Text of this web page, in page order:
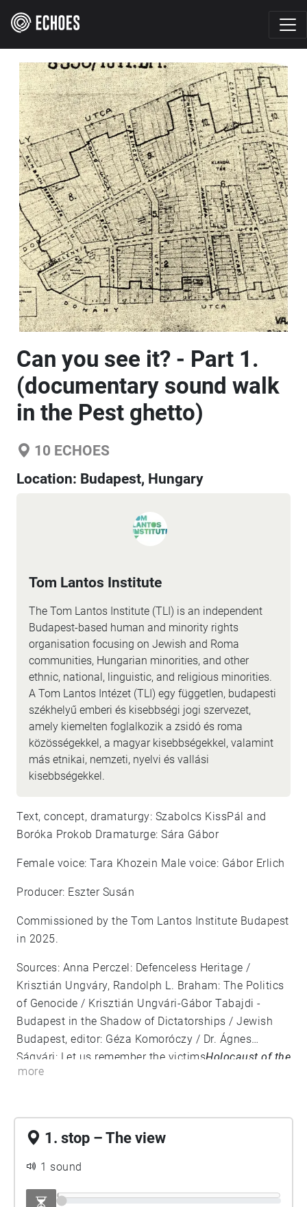
Can you see it? - Part 1.
(documentary sound walk
in the Pest ghetto)
10 ECHOES
Location: Budapest, Hungary
Tom Lantos Institute
The Tom Lantos Institute (TLI) is an independent
Budapest-based human and minority rights
organisation focusing on Jewish and Roma
communities, Hungarian minorities, and other
ethnic, national, linguistic, and religious minorities.
A Tom Lantos Intézet (TLI) egy független, budapesti
székhelyű emberi és kisebbségi jogi szervezet,
amely kiemelten foglalkozik a zsidó és roma
közösségekkel, a magyar kisebbségekkel, valamint
más etnikai, nemzeti, nyelvi és vallási
kisebbségekkel.
Text, concept, dramaturgy: Szabolcs KissPál and
Boróka Prokob Dramaturge: Sára Gábor
Female voice: Tara Khozein Male voice: Gábor Erlich
Producer: Eszter Susán
Commissioned by the Tom Lantos Institute Budapest
in 2025.
Sources: Anna Perczel: Defenceless Heritage /
Krisztián Ungváry, Randolph L. Braham: The Politics
of Genocide / Krisztián Ungvári-Gábor Tabajdi -
Budapest in the Shadow of Dictatorships / Jewish
Budapest, editor: Géza Komoróczy / Dr. Ágnes
Ságvári: Let us remember the victimsHolocaust of the
Jewish community in Budapest
Munkácsi: How did it happen? / Szabolcs Szita: The
struggle for survival in the Pest ghetto / Tim Cole:
Holocaust city / Memories of the Budapest Ghetto,
https://www.csillagoshazak.hu/
more
1. stop – The view
1 sound